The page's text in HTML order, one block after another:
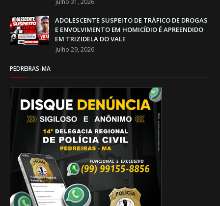
ADOLESCENTE SUSPEITO DE TRÁFICO DE DROGAS
E ENVOLVIMENTO EM HOMICÍDIO É APREENDIDO
EM TRIZIDELA DO VALE
julho 29, 2026
PEDREIRAS-MA